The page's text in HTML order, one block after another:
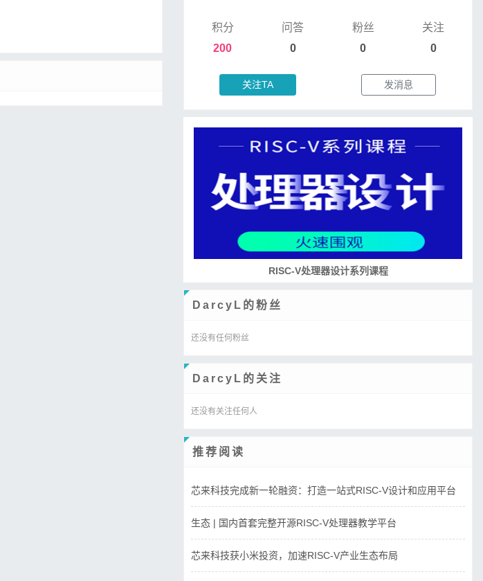
积分
200
问答
0
粉丝
0
关注
0
关注TA 发消息
RISC-V处理器设计系列课程
DarcyL的粉丝
还没有任何粉丝
DarcyL的关注
还没有关注任何人
推荐阅读
芯来科技完成新一轮融资：打造一站式RISC-V设计和应用平台
生态 | 国内首套完整开源RISC-V处理器教学平台
芯来科技获小米投资，加速RISC-V产业生态布局